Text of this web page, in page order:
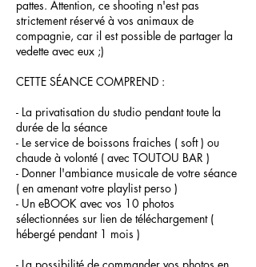
pattes. Attention, ce shooting n'est pas
strictement réservé à vos animaux de
compagnie, car il est possible de partager la
vedette avec eux ;)
CETTE SÉANCE COMPREND :
- La privatisation du studio pendant toute la
durée de la séance
- Le service de boissons fraiches ( soft ) ou
chaude à volonté ( avec TOUTOU BAR )
- Donner l'ambiance musicale de votre séance
( en amenant votre playlist perso )
- Un eBOOK avec vos 10 photos
sélectionnées sur lien de téléchargement (
hébergé pendant 1 mois )